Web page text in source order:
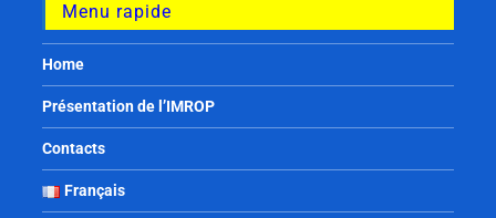
Menu rapide
Home
Présentation de l’IMROP
Contacts
Français